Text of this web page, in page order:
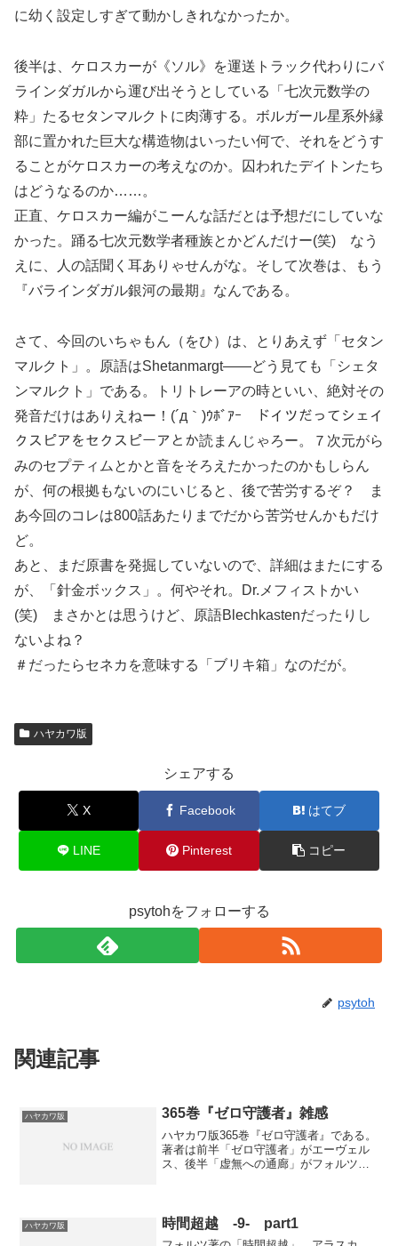
に幼く設定しすぎて動かしきれなかったか。
後半は、ケロスカーが《ソル》を運送トラック代わりにバ
ラインダガルから運び出そうとしている「七次元数学の
粋」たるセタンマルクトに肉薄する。ボルガール星系外縁
部に置かれた巨大な構造物はいったい何で、それをどうす
ることがケロスカーの考えなのか。囚われたデイトンたち
はどうなるのか……。
正直、ケロスカー編がこーんな話だとは予想だにしていな
かった。踊る七次元数学者種族とかどんだけー(笑) なう
えに、人の話聞く耳ありゃせんがな。そして次巻は、もう
『バラインダガル銀河の最期』なんである。
さて、今回のいちゃもん（をひ）は、とりあえず「セタン
マルクト」。原語はShetanmargt――どう見ても「シェタ
ンマルクト」である。トリトレーアの時といい、絶対その
発音だけはありえねー！(´д｀)ｳﾎﾞｱｰ ドイツだってシェイ
クスピアをセクスピーアとか読まんじゃろー。７次元がら
みのセプティムとかと音をそろえたかったのかもしらん
が、何の根拠もないのにいじると、後で苦労するぞ？ ま
あ今回のコレは800話あたりまでだから苦労せんかもだけ
ど。
あと、まだ原書を発掘していないので、詳細はまたにする
が、「針金ボックス」。何やそれ。Dr.メフィストかい
(笑) まさかとは思うけど、原語Blechkastenだったりし
ないよね？
＃だったらセネカを意味する「ブリキ箱」なのだが。
ハヤカワ版
シェアする
X Facebook はてブ
LINE Pinterest コピー
psytohをフォローする
psytoh
関連記事
ハヤカワ版 365巻『ゼロ守護者』雑感
ハヤカワ版365巻『ゼロ守護者』である。
著者は前半「ゼロ守護者」がエーヴェル
ス、後半「虚無への通廊」がフォルツ。
者」においては、ゼロ...
ハヤカワ版 時間超越 -9- part1